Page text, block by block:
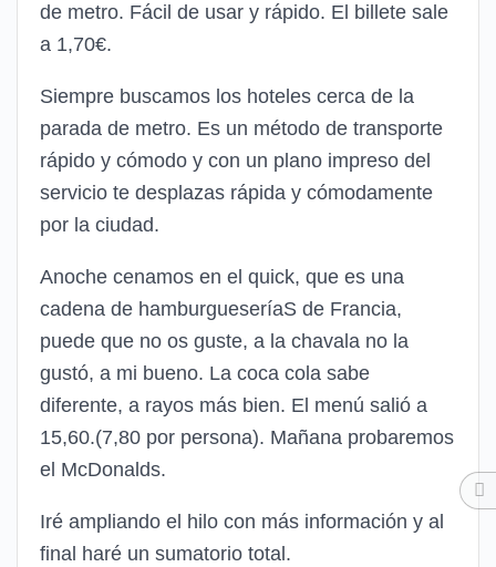
de metro. Fácil de usar y rápido. El billete sale
a 1,70€.
Siempre buscamos los hoteles cerca de la
parada de metro. Es un método de transporte
rápido y cómodo y con un plano impreso del
servicio te desplazas rápida y cómodamente
por la ciudad.
Anoche cenamos en el quick, que es una
cadena de hamburgueseríaS de Francia,
puede que no os guste, a la chavala no la
gustó, a mi bueno. La coca cola sabe
diferente, a rayos más bien. El menú salió a
15,60.(7,80 por persona). Mañana probaremos
el McDonalds.
Iré ampliando el hilo con más información y al
final haré un sumatorio total.